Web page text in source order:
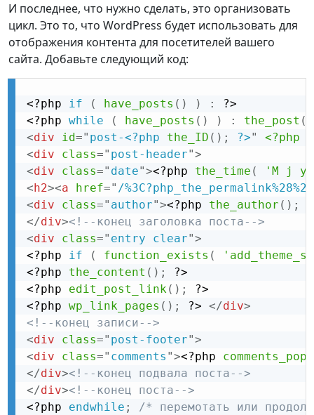
И последнее, что нужно сделать, это организовать
цикл. Это то, что WordPress будет использовать для
отображения контента для посетителей вашего
сайта. Добавьте следующий код:
<?php if ( have_posts ( ) ) :
?>
<?php while ( have_posts ( ) ) : the_post (
<div id=" post-<?php the_ID ( ) ; ?>" <?php
<div class=" post-header">
<div class=" date"><?php the_time (
'M j y'
< h2><a href=" /
<div class=" author"><?php the_author ( ) ;
</div><!--конец заголовка поста-->
<div class=" entry clear">
<?php
if ( function_exists (
<?php
the_content ( ) ;
?>
<?php
edit_post_link( ) ;
?>
<?php wp_link_pages ( ) ; ?> </div>
<!--конец записи-->
<div class=" post-footer">
<div class=" comments "><?php
</div><!--конец подвала поста-->
</div><!--конец поста-->
<?php
endwhile ;
/* перемотать или